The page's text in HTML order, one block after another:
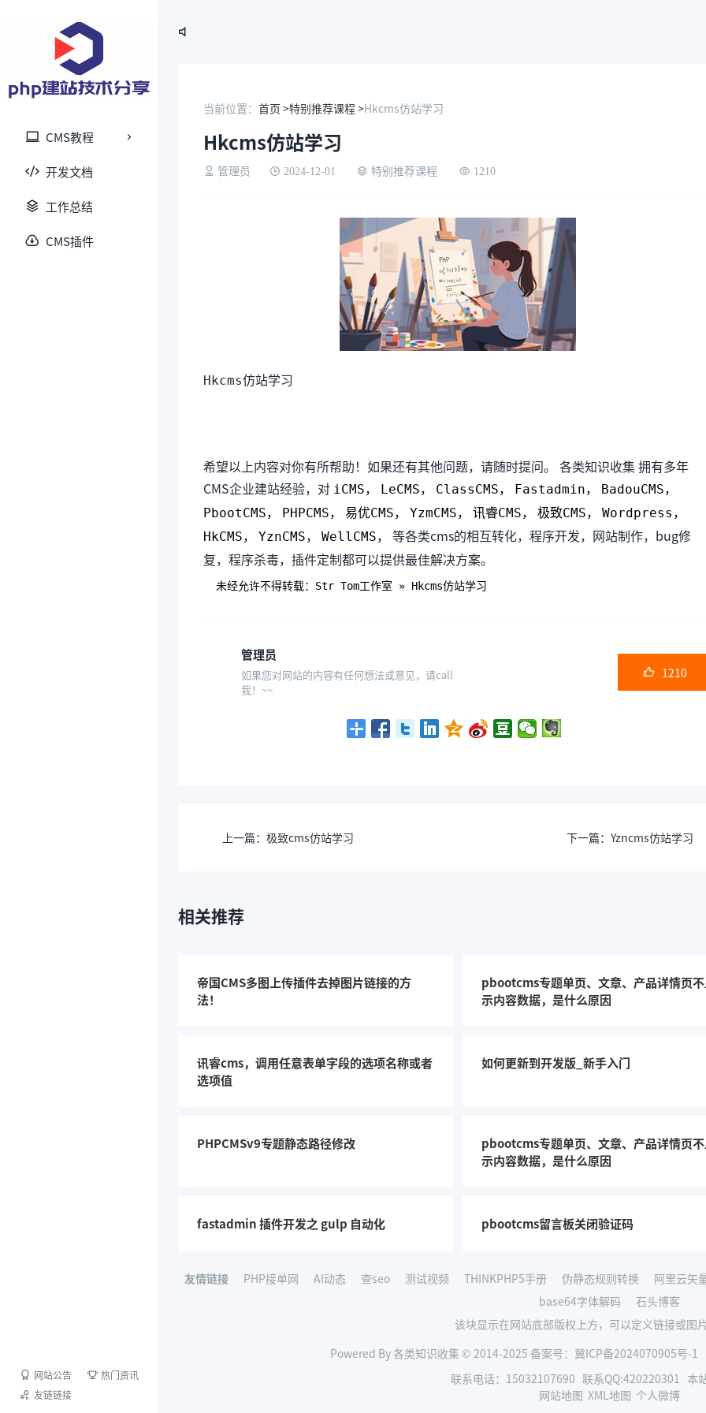
CMS教程
开发文档
工作总结
CMS插件
网站公告
热门资讯
友链链接

当前位置： 首页 >特别推荐课程 >Hkcms仿站学习
Hkcms仿站学习
管理员 2024-12-01 特别推荐课程 1210
Hkcms仿站学习
希望以上内容对你有所帮助！如果还有其他问题，请随时提问。 各类知识收集 拥有多年
CMS企业建站经验，对 iCMS， LeCMS， ClassCMS， Fastadmin，
BadouCMS，
PbootCMS，
PHPCMS， 易优CMS， YzmCMS， 讯睿CMS， 极致CMS，
Wordpress，
HkCMS，
YznCMS， WellCMS，
等各类cms的相互转化，程序开发，网站制作，bug修
复，程序杀毒，插件定制都可以提供最佳解决方案。
未经允许不得转载： Str Tom工作室 » Hkcms仿站学习
管理员
如果您对网站的内容有任何想法或意见，请call
我！~~
 1210
上一篇： 极致cms仿站学习 下一篇： Yzncms仿站学习
相关推荐
帝国CMS多图上传插件去掉图片链接的方
法！
pbootcms专题单页、文章、产品详情页
示内容数据，是什么原因
讯睿cms，调用任意表单字段的选项名称或者
选项值
如何更新到开发版_新手入门
PHPCMSv9专题静态路径修改
pbootcms专题单页、文章、产品详情页
示内容数据，是什么原因
fastadmin 插件开发之 gulp 自动化 pbootcms留言板关闭验证码
友情链接 PHP接单网 AI动态 查seo 测试视频 THINKPHP5手册 伪静态规则转换
阿里云矢
base64字体解码
石头博客
该块显示在网站底部版权上方，可以定义链接或图
Powered By 各类知识收集 © 2014-2025 备案号： 冀ICP备2024070905号-1
联系电话： 15032107690 联系QQ:420220301
本
网站地图 XML地图 个人微博